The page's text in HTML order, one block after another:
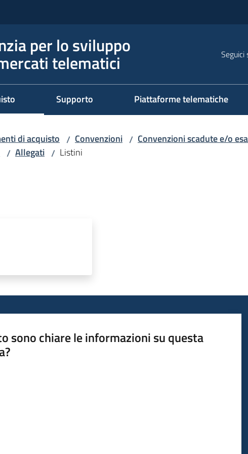
per lo sviluppo
telematici Seguici
Supporto Piattaforme telematiche
di acquisto / Convenzioni / Convenzioni scadute e/o
/ Allegati / Listini
sono chiare le informazioni su questa